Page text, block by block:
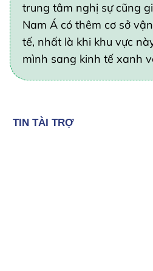
trung tâm nghị sự cũng
Nam Á có thêm cơ sở
tế, nhất là khi khu vực
mình sang kinh tế xanh